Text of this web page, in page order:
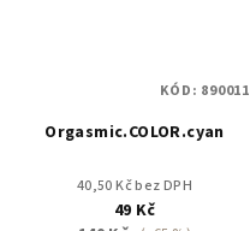
Orgasmic.COLOR.cyan
40,50 Kč bez DPH
49 Kč
KÓD: 890011